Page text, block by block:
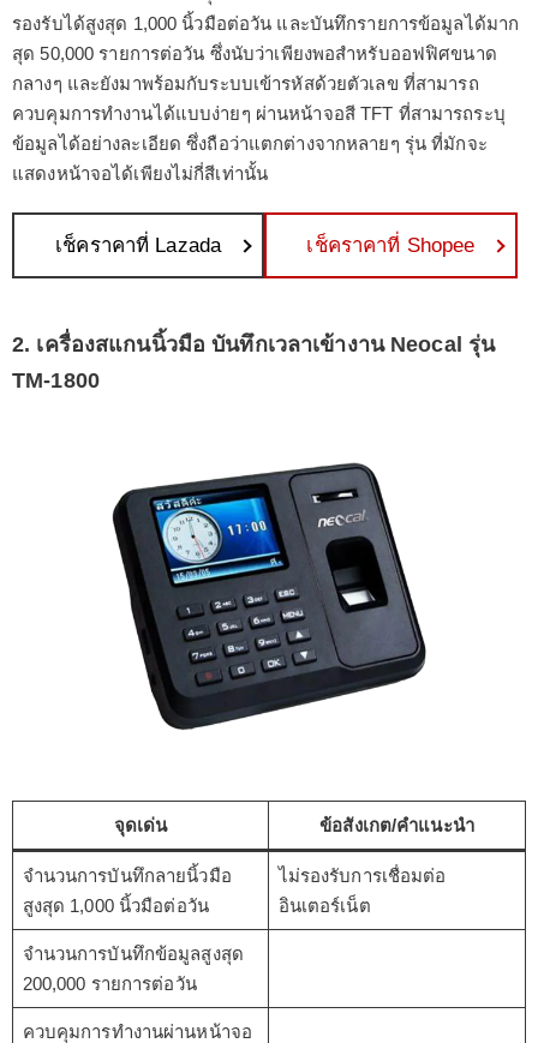
รองรับได้สูงสุด 1,000 นิ้วมือต่อวัน และบันทึกรายการข้อมูลได้มาก
สุด 50,000 รายการต่อวัน ซึ่งนับว่าเพียงพอสำหรับออฟฟิศขนาด
กลางๆ และยังมาพร้อมกับระบบเข้ารหัสด้วยตัวเลข ที่สามารถ
ควบคุมการทำงานได้แบบง่ายๆ ผ่านหน้าจอสี TFT ที่สามารถระบุ
ข้อมูลได้อย่างละเอียด ซึ่งถือว่าแตกต่างจากหลายๆ รุ่น ที่มักจะ
แสดงหน้าจอได้เพียงไม่กี่สีเท่านั้น
เช็คราคาที่ Lazada เช็คราคาที่ Shopee
2. เครื่องสแกนนิ้วมือ บันทึกเวลาเข้างาน Neocal รุ่น
TM-1800
จุดเด่น ข้อสังเกต/คำแนะนำ
จำนวนการบันทึกลายนิ้วมือ
สูงสุด 1,000 นิ้วมือต่อวัน
ไม่รองรับการเชื่อมต่อ
อินเตอร์เน็ต
จำนวนการบันทึกข้อมูลสูงสุด
200,000 รายการต่อวัน
ควบคุมการทำงานผ่านหน้าจอ